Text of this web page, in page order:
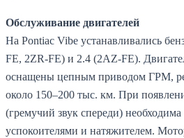
Обслуживание двигателей
На Pontiac Vibe устанавливались
FE, 2ZR-FE) и 2.4 (2AZ-FE).
оснащены цепным приводом ГРМ,
около 150–200 тыс. км. При
(гремучий звук спереди)
успокоителями и натяжителем.